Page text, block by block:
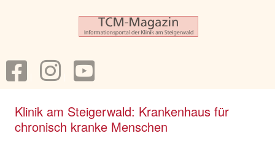
Klinik am Steigerwald: Krankenhaus für
chronisch kranke Menschen